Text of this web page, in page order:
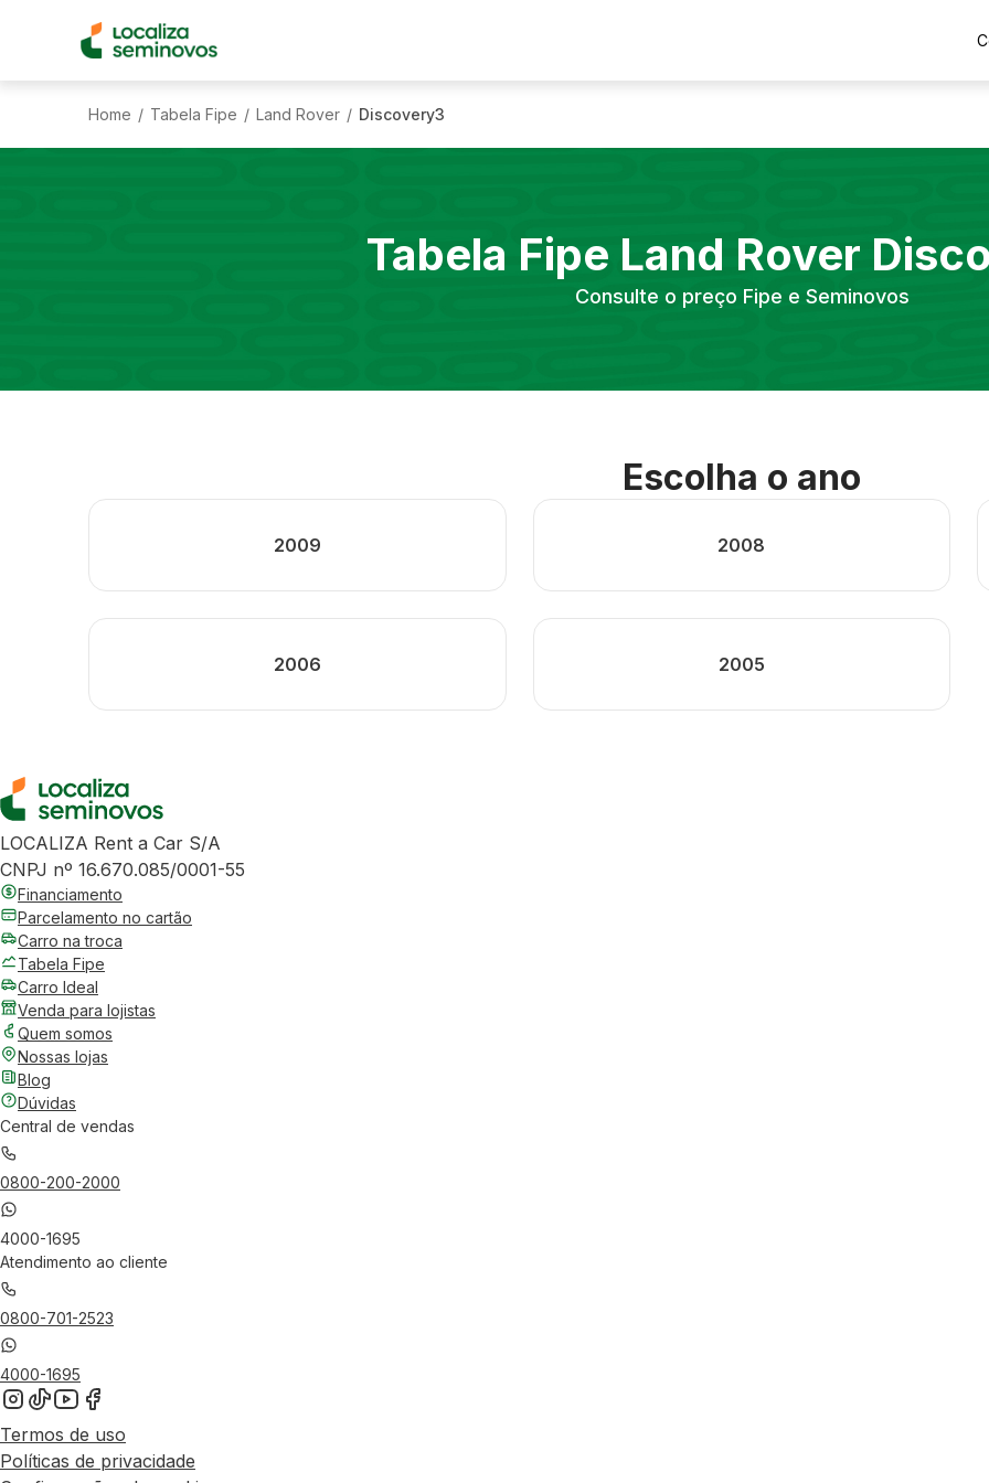
Home / Tabela Fipe / Land Rover / Discovery3
Tabela Fipe Land Rover
Consulte o preço Fipe e Seminovos
Escolha o ano
2009 2008
2006 2005
LOCALIZA Rent a Car S/A
CNPJ nº 16.670.085/0001-55
Financiamento
Parcelamento no cartão
Carro na troca
Tabela Fipe
Carro Ideal
Venda para lojistas
Quem somos
Nossas lojas
Blog
Dúvidas
Central de vendas
0800-200-2000
4000-1695
Atendimento ao cliente
0800-701-2523
4000-1695
Termos de uso
Políticas de privacidade